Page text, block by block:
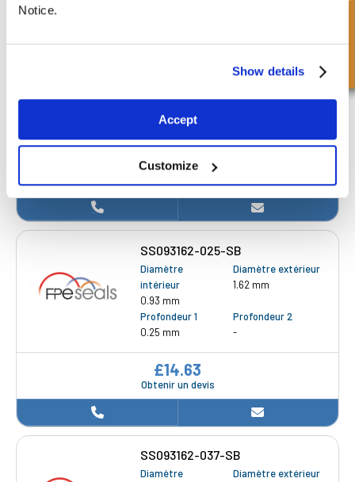
Notice.
Show details
Accept
Customize
SS087125-018-SB
Diamètre extérieur
1.25 inch
0.19 inch
£8.69
SS093162-025-SB
Diamètre
intérieur
0.93 mm
Diamètre extérieur
1.62 mm
Profondeur 1
0.25 mm
Profondeur 2
-
Obtenir un devis
£14.63
SS093162-037-SB
Diamètre
Diamètre extérieur
Demande rapide